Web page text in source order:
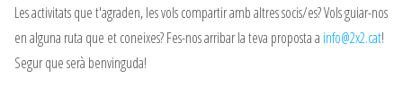
Les activitats que t'agraden, les vols compartir amb altres socis/es? Vols guiar-nos
en alguna ruta que et coneixes? Fes-nos arribar la teva proposta a info@2x2.cat!
Segur que serà benvinguda!